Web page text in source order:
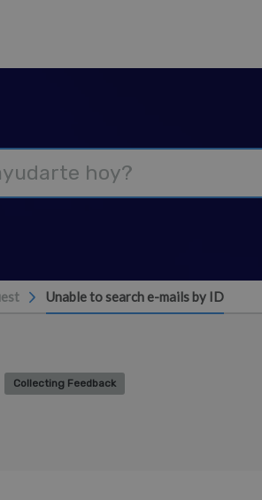
Unable to search e-mails by ID
Collecting Feedback